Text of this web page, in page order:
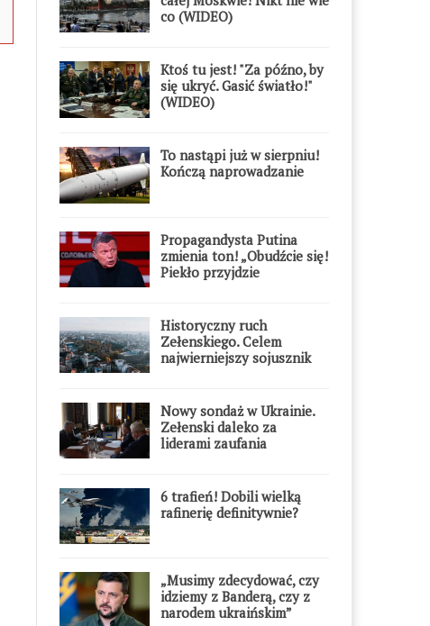
co (WIDEO)
Ktoś tu jest! "Za późno, by
się ukryć. Gasić światło!"
(WIDEO)
To nastąpi już w sierpniu!
Kończą naprowadzanie
Propagandysta Putina
zmienia ton! „Obudźcie się!
Piekło przyjdzie
Historyczny ruch
Zełenskiego. Celem
najwierniejszy sojusznik
Nowy sondaż w Ukrainie.
Zełenski daleko za
liderami zaufania
6 trafień! Dobili wielką
rafinerię definitywnie?
„Musimy zdecydować, czy
idziemy z Banderą, czy z
narodem ukraińskim”